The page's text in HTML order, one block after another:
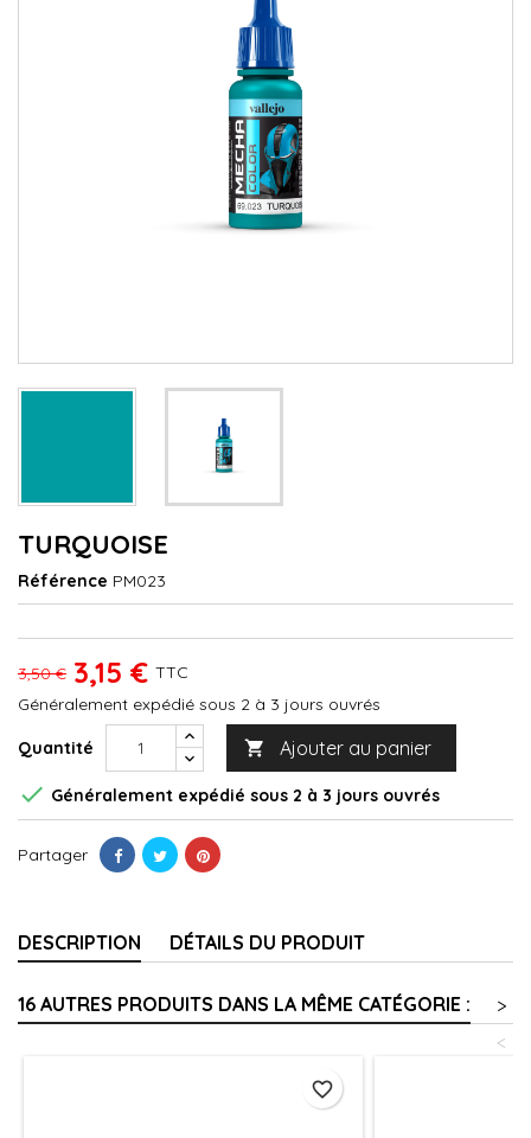
TURQUOISE
Référence PM023
3,50 € 3,15 € TTC
Généralement expédié sous 2 à 3 jours ouvrés
Quantité  Ajouter au panier
 Généralement expédié sous 2 à 3 jours ouvrés
Partager
DESCRIPTION DÉTAILS DU PRODUIT
16 AUTRES PRODUITS DANS LA MÊME CATÉGORIE :
>
<
favorite_border